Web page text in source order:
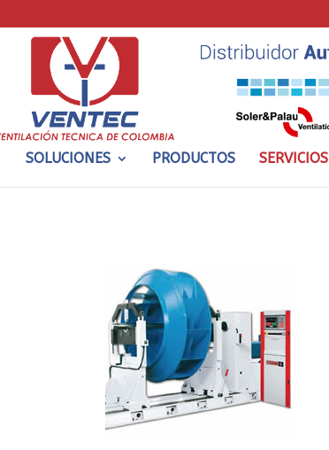
SOLUCIONES PRODUCTOS SERVICIOS